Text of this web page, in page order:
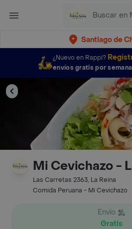
Santiago de
¿Nuevo en Rappi?
envíos gratis por
Mi Cevichazo -
Las Carretas 2363, La Reina
Comida Peruana - Mi Cevichazo
Envío
Gratis